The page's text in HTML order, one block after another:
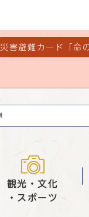
災害避難カード「命
観光・文化
・スポーツ